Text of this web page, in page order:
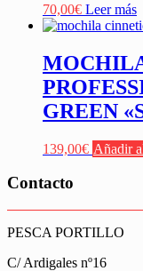
70,00€ Leer más
GREEN
139,00€ Añadir
Contacto
PESCA PORTILLO
C/ Ardigales nº16